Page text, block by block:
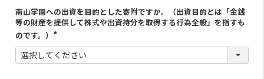
南山学園への出資を目的とした寄附ですか。（出資目的とは「金銭
等の財産を提供して株式や出資持分を取得する行為全般」を指すも
のです。）